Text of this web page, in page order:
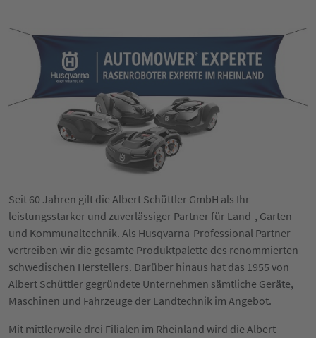
Seit 60 Jahren gilt die Albert Schüttler GmbH als Ihr
leistungsstarker und zuverlässiger Partner für Land-, Garten-
und Kommunaltechnik. Als Husqvarna-Professional Partner
vertreiben wir die gesamte Produktpalette des renommierten
schwedischen Herstellers. Darüber hinaus hat das 1955 von
Albert Schüttler gegründete Unternehmen sämtliche Geräte,
Maschinen und Fahrzeuge der Landtechnik im Angebot.
Mit mittlerweile drei Filialen im Rheinland wird die Albert